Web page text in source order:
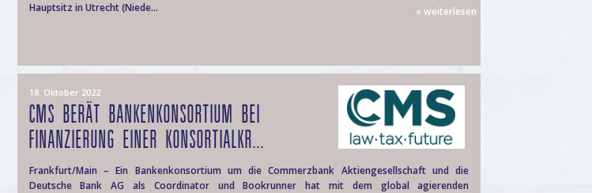
Hauptsitz in Utrecht (Niede...
» weiterlesen
18. Oktober 2022
CMS BERÄT BANKENKONSORTIUM BEI
FINANZIERUNG EINER KONSORTIALKR...
Frankfurt/Main – Ein Bankenkonsortium um die Commerzbank Aktiengesellschaft und die
Deutsche Bank AG als Coordinator und Bookrunner hat mit dem global agierenden